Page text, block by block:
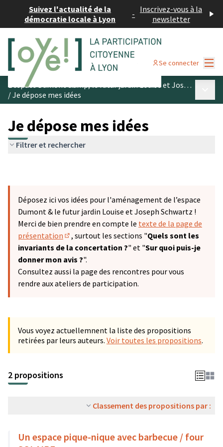
Suivez l'actualité de la
démocratie locale à Lyon
- Inscrivez-vous à la
newsletter
Se connecter
L’espace Dumont &amp; le futur jardin Louise et Joseph Schwartz
/Je dépose mes idées
Je dépose mes idées
Filtrer et rechercher
Déposez ici vos idées pour l'aménagement de l’espace
Dumont & le futur jardin Louise et Joseph Schwartz !
Merci de bien prendre en compte le texte de la page de
présentation
(S'ouvre dans un nouvel onglet)
, surtout les sections "Quels sont les
invariants de la concertation ?" et "Sur quoi puis-je
donner mon avis ?".
Consultez aussi la page des rencontres pour vous
rendre aux ateliers de participation.
Vous voyez actuellemnent la liste des propositions
retirées par leurs auteurs. Voir toutes les propositions.
2 propositions
Classement des propositions par :
Un espace pique-nique avec barbecue / four